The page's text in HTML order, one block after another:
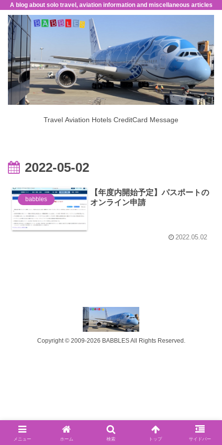
A blog about solo travel, aviation information and miscellaneous articles
Travel Aviation Hotels CreditCard Message
2022-05-02
babbles
【年度内開始予定】パスポートの
オンライン申請
2022.05.02
Copyright © 2009-2026 BABBLES All Rights Reserved.
メニュー ホーム 検索 トップ サイドバー